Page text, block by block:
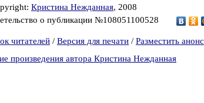
Кристина Нежданная, 2008
о публикации №108051100528
читателей / Версия для печати / Разместить анонс
произведения автора Кристина Нежданная